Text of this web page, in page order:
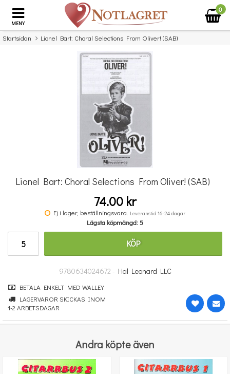
MENY
0
Startsidan Lionel Bart: Choral Selections From Oliver! (SAB)
Missa inte detta...
Music Flash Cards
KÖP
Lionel Bart: Choral Selections From Oliver! (SAB)
74.00 kr
Ej i lager, beställningsvara. Leveranstid 16-24 dagar
Lägsta köpmängd: 5
KÖP
9780634024672 - Hal Leonard LLC
BETALA ENKELT MED WALLEY
LAGERVAROR SKICKAS INOM
1-2 ARBETSDAGAR
Andra köpte även